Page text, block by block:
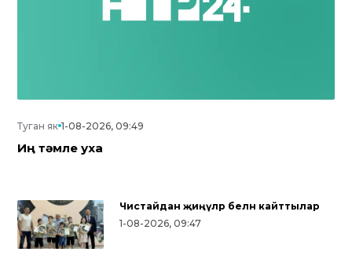
Туган як 1-08-2026, 09:49
Иң тәмле уха
Чистайдан җиңүләр белән кайттылар
1-08-2026, 09:47